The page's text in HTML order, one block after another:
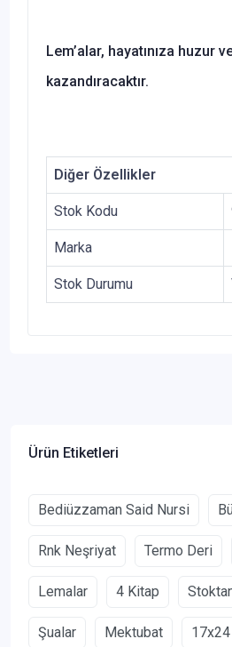
Lem’alar, hayatınıza huzur
kazandıracaktır.
Diğer Özellikler
Stok Kodu
Marka
Stok Durumu
Ürün Etiketleri
Bediüzzaman Said Nursi
Rnk Neşriyat Termo Deri
Lemalar 4 Kitap
Şualar Mektubat 17x24